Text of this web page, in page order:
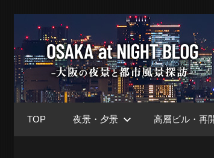
テ
ン
ツ
へ
TOP 夜景・夕景 高層ビル・再